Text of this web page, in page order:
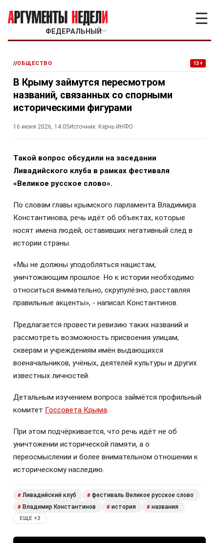
ФЕДЕРАЛЬНЫЙ ﹀
☰
//ОБЩЕСТВО 13+
В Крыму займутся пересмотром
названий, связанных со спорными
историческими фигурами
16 июня 2026, 14:05 Источник: Керчь ИНФО
Такой вопрос обсудили на заседании
Ливадийского клуба в рамках фестиваля
«Великое русское слово».
По словам главы крымского парламента Владимира
Константинова, речь идёт об объектах, которые
носят имена людей, оставивших негативный след в
истории страны.
«Мы не должны уподобляться нацистам,
уничтожающим прошлое. Но к истории необходимо
относиться внимательно, скрупулёзно, расставляя
правильные акценты», - написал Константинов.
Предлагается провести ревизию таких названий и
рассмотреть возможность присвоения улицам,
скверам и учреждениям имён выдающихся
военачальников, учёных, деятелей культуры и других
известных личностей.
Детальным изучением вопроса займётся профильный
комитет Госсовета Крыма.
При этом подчёркивается, что речь идёт не об
уничтожении исторической памяти, а о
переосмыслении и более внимательном отношении к
историческому наследию.
# Ливадийский клуб # фестиваль Великое русское слово
# Владимир Константинов # история # названия
ЕЩЕ +2